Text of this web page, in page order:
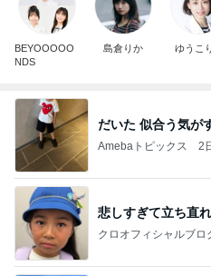
BEYOOOOO
NDS
島倉りか ゆうこ
だいた 似合う気が
Amebaトピックス 2
悲しすぎて立ち直れ
クロオフィシャルブ